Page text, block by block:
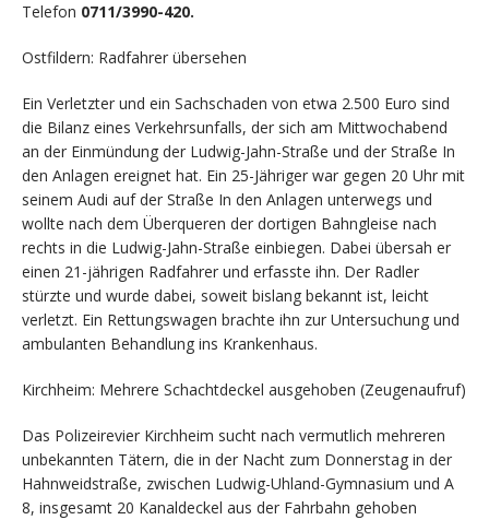
Telefon 0711/3990-420.
Ostfildern: Radfahrer übersehen
Ein Verletzter und ein Sachschaden von etwa 2.500 Euro sind
die Bilanz eines Verkehrsunfalls, der sich am Mittwochabend
an der Einmündung der Ludwig-Jahn-Straße und der Straße In
den Anlagen ereignet hat. Ein 25-Jähriger war gegen 20 Uhr mit
seinem Audi auf der Straße In den Anlagen unterwegs und
wollte nach dem Überqueren der dortigen Bahngleise nach
rechts in die Ludwig-Jahn-Straße einbiegen. Dabei übersah er
einen 21-jährigen Radfahrer und erfasste ihn. Der Radler
stürzte und wurde dabei, soweit bislang bekannt ist, leicht
verletzt. Ein Rettungswagen brachte ihn zur Untersuchung und
ambulanten Behandlung ins Krankenhaus.
Kirchheim: Mehrere Schachtdeckel ausgehoben (Zeugenaufruf)
Das Polizeirevier Kirchheim sucht nach vermutlich mehreren
unbekannten Tätern, die in der Nacht zum Donnerstag in der
Hahnweidstraße, zwischen Ludwig-Uhland-Gymnasium und A
8, insgesamt 20 Kanaldeckel aus der Fahrbahn gehoben